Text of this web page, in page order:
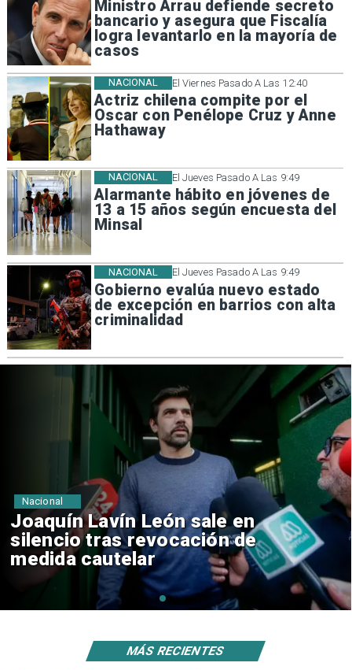
Ministro Arrau defiende secreto
bancario y asegura que Fiscalía
logra levantarlo en la mayoría de
casos
El Viernes Pasado A Las 12:40
Actriz chilena compite por el
Oscar con Penélope Cruz y Anne
Hathaway
NACIONAL
El Jueves Pasado A Las 9:49
Alarmante hábito en jóvenes de
13 a 15 años según encuesta del
Minsal
NACIONAL
El Jueves Pasado A Las 9:49
Gobierno evalúa nuevo estado
de excepción en barrios con alta
criminalidad
NACIONAL
Chile y Venezuela formalizan
reinicio de relaciones
consulares
Nacional
MÁS RECIENTES